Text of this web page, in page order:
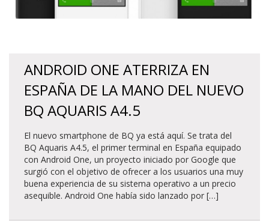
ANDROID ONE ATERRIZA EN
ESPAÑA DE LA MANO DEL NUEVO
BQ AQUARIS A4.5
El nuevo smartphone de BQ ya está aquí. Se trata del
BQ Aquaris A4.5, el primer terminal en España equipado
con Android One, un proyecto iniciado por Google que
surgió con el objetivo de ofrecer a los usuarios una muy
buena experiencia de su sistema operativo a un precio
asequible. Android One había sido lanzado por […]